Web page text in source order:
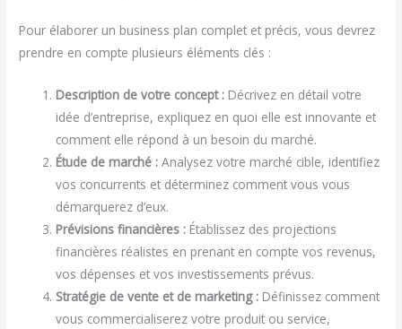
Pour élaborer un business plan complet et précis, vous devrez
prendre en compte plusieurs éléments clés :
Description de votre concept : Décrivez en détail votre
idée d’entreprise, expliquez en quoi elle est innovante et
comment elle répond à un besoin du marché.
Étude de marché : Analysez votre marché cible, identifiez
vos concurrents et déterminez comment vous vous
démarquerez d’eux.
Prévisions financières : Établissez des projections
financières réalistes en prenant en compte vos revenus,
vos dépenses et vos investissements prévus.
Stratégie de vente et de marketing : Définissez comment
vous commercialiserez votre produit ou service,